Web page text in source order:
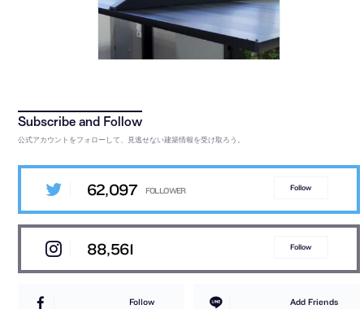
公式アカウントをフォローして、見逃せない建築情報を受け取ろう。
62,097 Follow
88,561 Follow
Follow Add Friends